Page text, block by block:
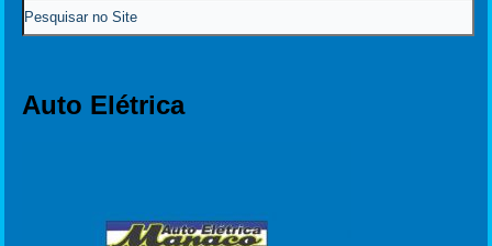
Auto Elétrica